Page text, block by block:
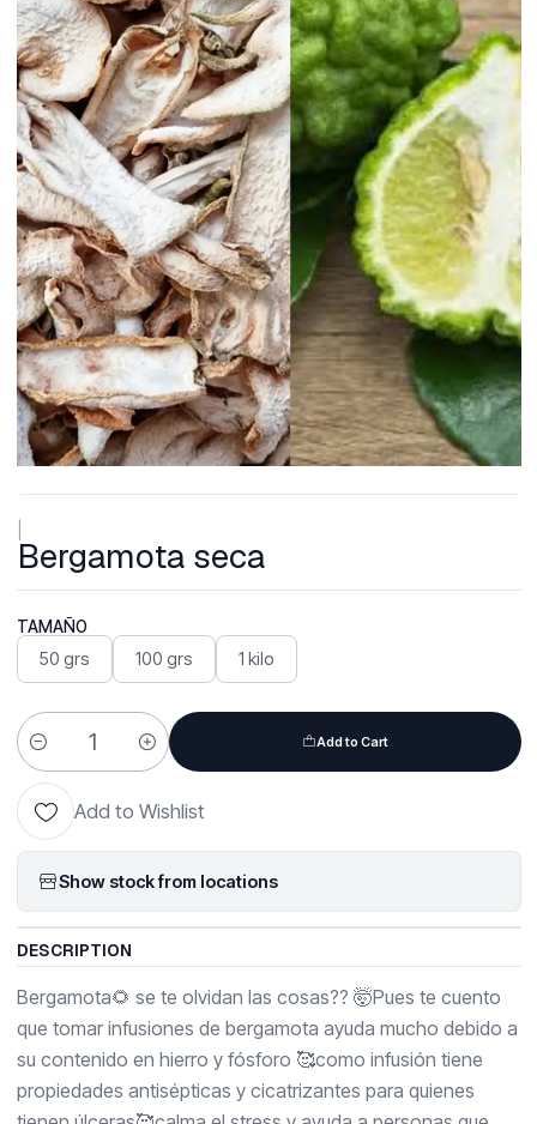
Bergamota seca
TAMAÑO
50 grs 100 grs 1 kilo
Quantity
Add to Cart
Add to Wishlist
Show stock from locations
DESCRIPTION
Bergamota🌻 se te olvidan las cosas?? 🤯Pues te cuento
que tomar infusiones de bergamota ayuda mucho debido a
su contenido en hierro y fósforo 🥰como infusión tiene
propiedades antisépticas y cicatrizantes para quienes